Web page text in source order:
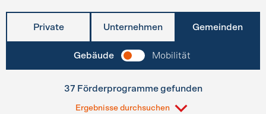
Private Unternehmen Gemeinden
Gebäude Mobilität
37 Förderprogramme gefunden
Ergebnisse durchsuchen